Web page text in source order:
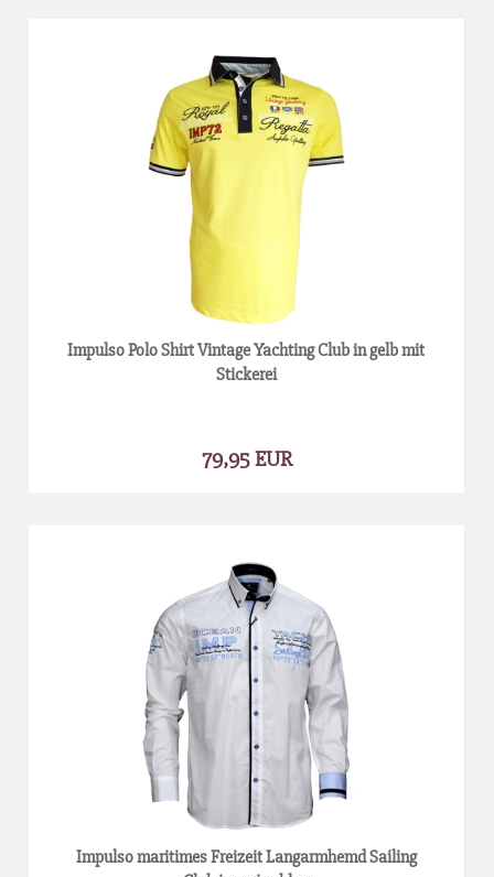
Impulso Polo Shirt Vintage Yachting Club in gelb mit
Stickerei
79,95 EUR
Impulso maritimes Freizeit Langarmhemd Sailing